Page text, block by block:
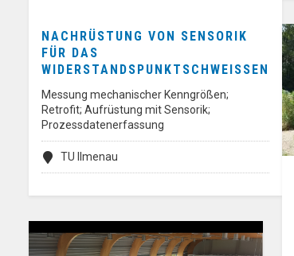
NACHRÜSTUNG VON SENSORIK
FÜR DAS
WIDERSTANDSPUNKTSCHWEISSEN
Messung mechanischer Kenngrößen;
Retrofit; Aufrüstung mit Sensorik;
Prozessdatenerfassung
TU Ilmenau